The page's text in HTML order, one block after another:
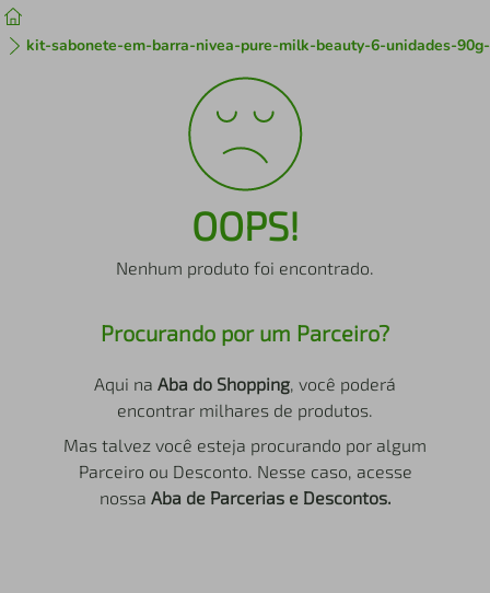
kit-sabonete-em-barra-nivea-pure-milk-beauty-6-unidades-
OOPS!
Nenhum produto foi encontrado.
Procurando por um Parceiro?
Aqui na Aba do Shopping, você poderá
encontrar milhares de produtos.
Mas talvez você esteja procurando por algum
Parceiro ou Desconto. Nesse caso, acesse
nossa Aba de Parcerias e Descontos.
iphone